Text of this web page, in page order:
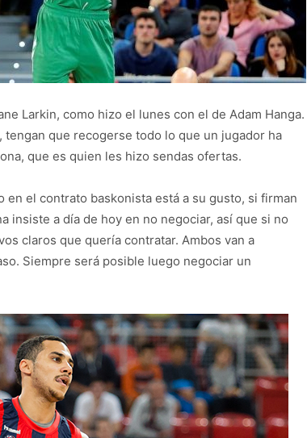
Larkin, como hizo el lunes con el de Adam Hanga.
tengan que recogerse todo lo que un jugador ha
que es quien les hizo sendas ofertas.
el contrato baskonista está a su gusto, si firman
insiste a día de hoy en no negociar, así que si no
claros que quería contratar. Ambos van a
Siempre será posible luego negociar un